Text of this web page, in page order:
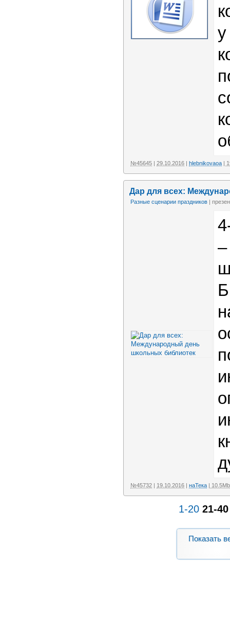
№45645 | 29.10.2016 | hlebnikovaoa |
Дар для всех:
Разные сценарии праздников |
№45732 | 19.10.2016 | наТека | 10.5Mb
1-20 21-40
Показать